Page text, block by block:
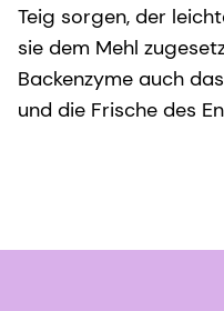
Teig sorgen, der
sie dem Mehl
Backenzyme auch
und die Frische des